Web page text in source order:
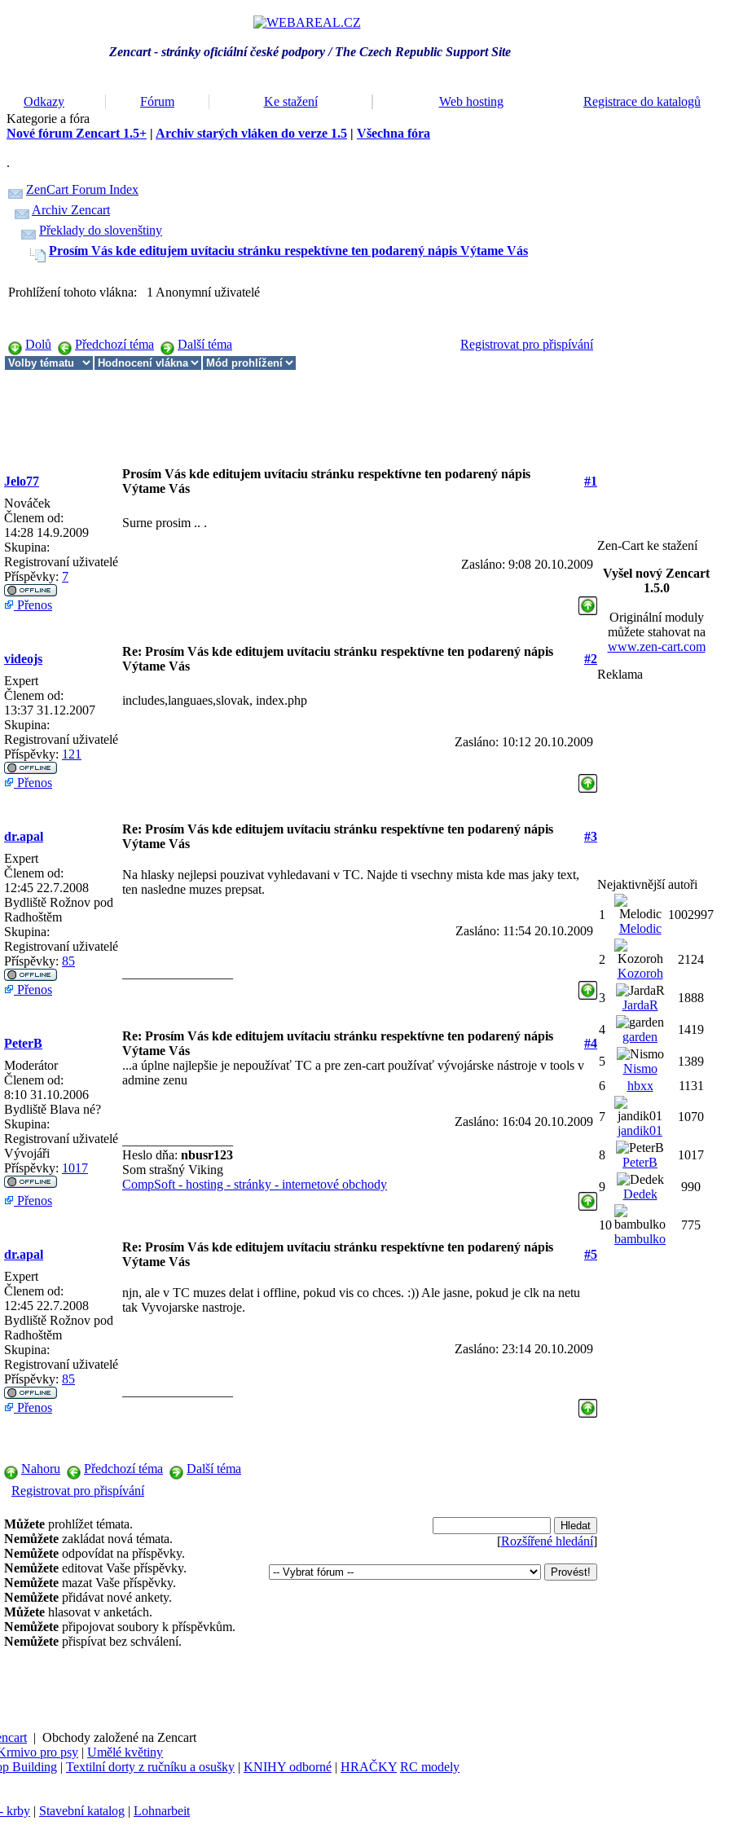
Zencart - stránky oficiální české podpory / The Czech Republic Support Site
Odkazy Fórum Ke stažení Web hosting Registrace do katalogů
Kategorie a fóra
Nové fórum Zencart 1.5+ | Archiv starých vláken do verze 1.5 | Všechna fóra
.
ZenCart Forum Index
Archiv Zencart
Překlady do slovenštiny
Prosím Vás kde editujem uvítaciu stránku respektívne ten podarený nápis Výtame Vás
Prohlížení tohoto vlákna: 1 Anonymní uživatelé
Dolů Předchozí téma Další téma Registrovat pro přispívání
Jelo77
Prosím Vás kde editujem uvítaciu stránku respektívne ten podarený nápis
Výtame Vás
#1
Nováček
Členem od:
14:28 14.9.2009
Skupina:
Registrovaní uživatelé
Příspěvky: 7
Surne prosim .. .
Zasláno: 9:08 20.10.2009
Přenos
videojs
Re: Prosím Vás kde editujem uvítaciu stránku respektívne ten podarený nápis
Výtame Vás
#2
Expert
Členem od:
13:37 31.12.2007
Skupina:
Registrovaní uživatelé
Příspěvky: 121
includes,languaes,slovak, index.php
Zasláno: 10:12 20.10.2009
Přenos
dr.apal
Re: Prosím Vás kde editujem uvítaciu stránku respektívne ten podarený nápis
Výtame Vás
#3
Expert
Členem od:
12:45 22.7.2008
Bydliště Rožnov pod
Radhoštěm
Skupina:
Registrovaní uživatelé
Příspěvky: 85
Na hlasky nejlepsi pouzivat vyhledavani v TC. Najde ti vsechny mista kde mas jaky text,
ten nasledne muzes prepsat.
Zasláno: 11:54 20.10.2009
Přenos
PeterB
Re: Prosím Vás kde editujem uvítaciu stránku respektívne ten podarený nápis
Výtame Vás
#4
Moderátor
Členem od:
8:10 31.10.2006
Bydliště Blava né?
Skupina:
Registrovaní uživatelé
Vývojáři
Příspěvky: 1017
...a úplne najlepšie je nepoužívať TC a pre zen-cart používať vývojárske nástroje v tools v
admine zenu
Zasláno: 16:04 20.10.2009
Heslo dňa: nbusr123
Som strašný Viking
CompSoft - hosting - stránky - internetové obchody
Přenos
dr.apal
Re: Prosím Vás kde editujem uvítaciu stránku respektívne ten podarený nápis
Výtame Vás
#5
Expert
Členem od:
12:45 22.7.2008
Bydliště Rožnov pod
Radhoštěm
Skupina:
Registrovaní uživatelé
Příspěvky: 85
njn, ale v TC muzes delat i offline, pokud vis co chces. :)) Ale jasne, pokud je clk na netu
tak Vyvojarske nastroje.
Zasláno: 23:14 20.10.2009
Přenos
Nahoru Předchozí téma
Další téma
Registrovat pro přispívání
Můžete prohlížet témata.
Nemůžete zakládat nová témata.
Nemůžete odpovídat na příspěvky.
Nemůžete editovat Vaše příspěvky.
Nemůžete mazat Vaše příspěvky.
Nemůžete přidávat nové ankety.
Můžete hlasovat v anketách.
Nemůžete připojovat soubory k příspěvkům.
Nemůžete přispívat bez schválení.
[Rozšířené hledání]
Zen-Cart ke stažení
Vyšel nový Zencart
1.5.0
Originální moduly
můžete stahovat na
www.zen-cart.com
Reklama
Nejaktivnější autoři
1
Melodic
1002997
2
Kozoroh
2124
3
JardaR
1888
4
garden
1419
5
Nismo
1389
6
hbxx 1131
7
jandik01
1070
8
PeterB
1017
9
Dedek
990
10
bambulko
775
| Obchody založené na Zencart
pro psy | Umělé květiny
Building | Textilní dorty z ručníku a osušky | KNIHY odborné | HRAČKY RC modely
krby | Stavební katalog | Lohnarbeit